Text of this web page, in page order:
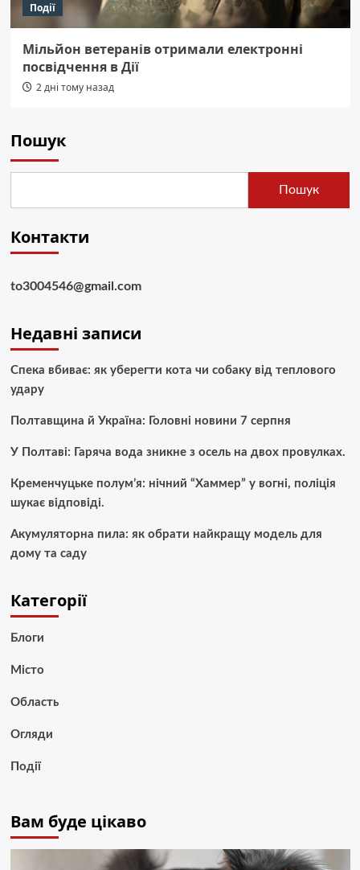
Події
Мільйон ветеранів отримали електронні
посвідчення в Дії
2 дні тому назад
Пошук
Пошук
Контакти
to3004546@gmail.com
Недавні записи
Спека вбиває: як уберегти кота чи собаку від теплового
удару
Полтавщина й Україна: Головні новини 7 серпня
У Полтаві: Гаряча вода зникне з осель на двох провулках.
Кременчуцьке полум’я: нічний “Хаммер” у вогні, поліція
шукає відповіді.
Акумуляторна пила: як обрати найкращу модель для
дому та саду
Категорії
Блоги
Місто
Область
Огляди
Події
Вам буде цікаво